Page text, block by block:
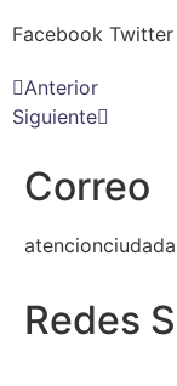
Facebook Twitter
Anterior
Siguiente
Correo
Redes